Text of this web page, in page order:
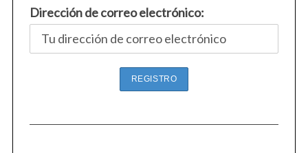
Dirección de correo electrónico:
S